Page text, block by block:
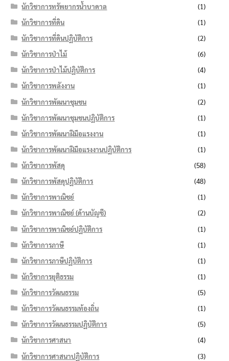
นักวิชาการทรัพยากรน้ำบาดาล
(1)
นักวิชาการที่ดิน
(1)
นักวิชาการที่ดินปฏิบัติการ
(2)
นักวิชาการป่าไม้
(6)
นักวิชาการป่าไม้ปฏิบัติการ
(4)
นักวิชาการพลังงาน
(1)
นักวิชาการพัฒนาชุมชน
(2)
นักวิชาการพัฒนาชุมชนปฏิบัติการ
(1)
นักวิชาการพัฒนาฝีมือแรงงาน
(1)
นักวิชาการพัฒนาฝีมือแรงงานปฏิบัติการ
(1)
นักวิชาการพัสดุ
(58)
นักวิชาการพัสดุปฏิบัติการ
(48)
นักวิชาการพาณิชย์
(1)
นักวิชาการพาณิชย์ (ด้านบัญชี)
(2)
นักวิชาการพาณิชย์ปฏิบัติการ
(1)
นักวิชาการภาษี
(1)
นักวิชาการภาษีปฏิบัติการ
(1)
นักวิชาการยุติธรรม
(1)
นักวิชาการวัฒนธรรม
(5)
นักวิชาการวัฒนธรรมท้องถิ่น
(1)
นักวิชาการวัฒนธรรมปฏิบัติการ
(5)
นักวิชาการศาสนา
(4)
นักวิชาการศาสนาปฏิบัติการ
(3)